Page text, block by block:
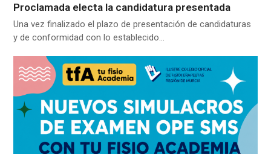
Proclamada electa la candidatura presentada
Una vez finalizado el plazo de presentación de candidaturas
y de conformidad con lo establecido…